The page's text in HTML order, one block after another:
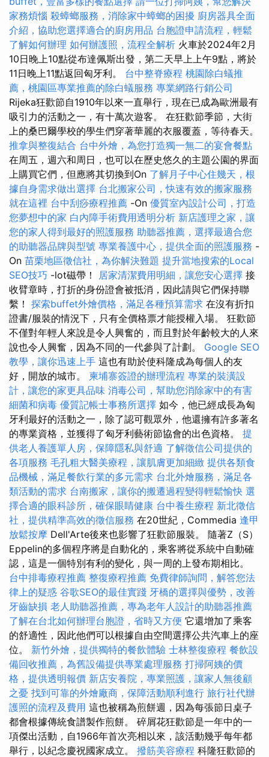
家務煩惱 殺蟑螂服務，消除家中蟑螂的困擾 廚房器具全面
介紹，協助您選擇適合的廚房用品 台胞證申請流程，輕鬆
了解如何辦理 如何辦護照，流程全解析 火車於2024年2月
10日晚上10點從布達佩斯出發，第二天早上上午9點，將於
11日晚上11點返回匈牙利。 台中整脊療程 桃園除白蟻推
薦，桃園區專業推薦的除白蟻服務 專業網路行銷公司
Rijeka狂歡節自1910年以來一直舉行，現在已成為歐洲最有
吸引力的活動之一，有十萬次遊客。 在狂歡節季節，大街
上的桑巴爾學校的學生們穿著華麗的衣服覆蓋，等待春天。
推拿與整復結合 台中外燴，為您打造獨一無二的宴會餐點
在周五，週六和周日，也可以在歷史悠久的主題公園的界面
上購買它們，但應將其切換到On 了解月子中心住幾天，根
據自身需求做出選擇 台北搬家公司，快速有效的搬家服務
就在這裡 台中刮痧療程推薦 -On 優質室內設計公司，打造
您夢想中的家 白內障手術費用透明分析 新店護理之家，讓
您的家人得到最好的照護服務 助聽器推薦，選擇最適合您
的助聽器品牌與型號 專業養護中心，提供全面的照護服務 -
On 苗栗地區徵信社，為你解決難題 提升當地搜索的Local
SEO技巧 -lot磁帶！ 居家清潔費用明細，讓您安心選擇 接
收臂章時，打折的身份證會被抵消，因此請與它們保持聯
繫！ 探索buffet外燴價格，滿足各種預算需求 在沒有折扣
證書/服裝的情況下，只有全價格票才能授權入場。 狂歡節
不僅對年輕人來說是令人興奮的，而且對於年齡較大的人來
說也令人興奮，因為不同的一代參與了計劃。 Google SEO
教學，讓你迅速上手 這也有助於使科隆成為每個人的友
好，開放的城市。 柬埔寨簽證的辦理流程 專業的裝潢設
計，讓您的家更具品味 消毒公司，幫助您消除家中的有害
細菌和病毒 優質記帳士事務所選擇 如今，他已經成長為匈
牙利最好的活動之一，除了認可觀眾外，他還擁有許多著名
的專業資格，並獲得了匈牙利藝術節協會的出色資格。 提
供老人養護單人房，保障隱私與舒適 了解徵信公司提供的
各項服務 毛孔粗大醫美療程，讓肌膚更加細緻 提供各類食
品機械，滿足餐飲行業的多元需求 台北外燴服務，滿足各
類活動的需求 台南搬家，讓你的搬遷過程變得輕鬆愉快 選
擇合適的眼科診所，確保眼睛健康 台中養生療程 新北徵信
社，提供精準高效的徵信服務 在20世紀，Commedia 逢甲
放鬆按摩 Dell'Arte後來也影響了狂歡節服裝。 隨著Z（S）
Eppelin的多個程序將是自動化的，乘客將從系統中自動確
認，這是一個特別有利的變化，與一周的上發布期相比。
台中排毒療程推薦 整復療程推薦 免費律師詢問，解答您法
律上的疑惑 谷歌SEO的最佳實踐 牙橋的選擇與優勢，改善
牙齒缺損 老人助聽器推薦，專為老年人設計的助聽器推薦
了解在台北如何辦理台胞證，省時又方便 它還增加了乘客
的舒適性，因此他們可以根據自由空間選擇公共汽車上的座
位。 新竹外燴，提供獨特的餐飲體驗 士林整復療程 餐飲設
備回收推薦，為舊設備提供專業處理服務 打掃阿姨的價
格，提供透明報價 新店安養院，專業照護，讓家人無後顧
之憂 找到可靠的外燴廠商，保障活動順利進行 旅行社代辦
護照的流程及費用 這也被稱為煎餅週，因為每張節日桌子
都會根據傳統食譜製作煎餅。 碎屑花狂歡節是一年中的一
項傑出活動，自1966年首次亮相以來，該活動幾乎每年都
舉行，以紀念慶祝國家成立。 撥筋美容療程 科隆狂歡節的